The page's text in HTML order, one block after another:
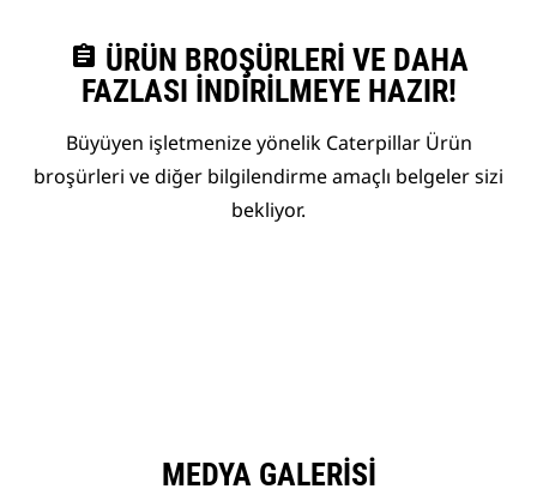
assignment ÜRÜN BROŞÜRLERI VE DAHA
FAZLASI İNDIRILMEYE HAZIR!
Büyüyen işletmenize yönelik Caterpillar Ürün
broşürleri ve diğer bilgilendirme amaçlı belgeler sizi
bekliyor.
MEDYA GALERISI